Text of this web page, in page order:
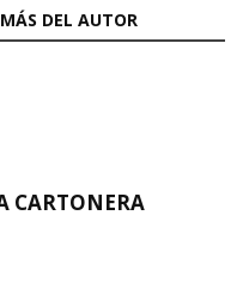
MÁS DEL AUTOR
CARTONERA